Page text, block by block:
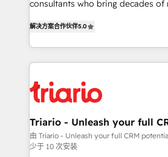
business case that demonstrates
detailed financial rationale with a
TCO. As a trusted extension of your team, we
believe in the power of
business up for long-term success.
business. If not now, when?
consultants who bring decades of
Frog is a top, trusted partner in
ecosystem for a reason. Their
decade of experience to the
for driving growth. They are
our customers grow and finding
their unique business needs. We
Blue Frog in the HubSpot
way for customers!" - Yamini Rangan, CEO of
解决方案合作伙伴5.0
Triario - Unleash your full
由 Triario - Unleash your full CRM
少于 10 次安装